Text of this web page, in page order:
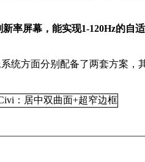
率屏幕，能实现1-120Hz的自
统方面分别配备了两套方案